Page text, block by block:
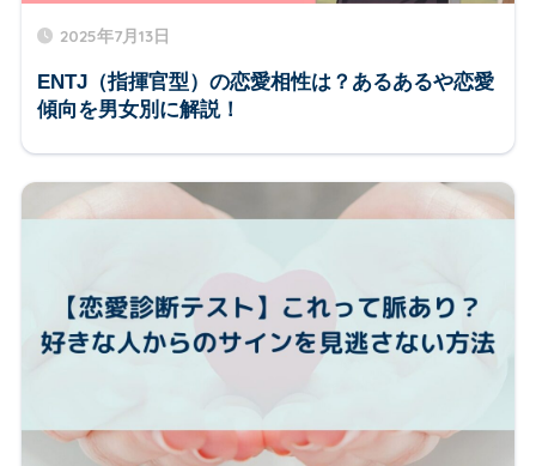
2025年7月13日
ENTJ（指揮官型）の恋愛相性は？あるあるや恋愛
傾向を男女別に解説！